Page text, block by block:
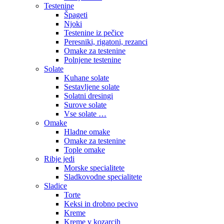
Testenine
Špageti
Njoki
Testenine iz pečice
Peresniki, rigatoni, rezanci
Omake za testenine
Polnjene testenine
Solate
Kuhane solate
Sestavljene solate
Solatni dresingi
Surove solate
Vse solate …
Omake
Hladne omake
Omake za testenine
Tople omake
Ribje jedi
Morske specialitete
Sladkovodne specialitete
Sladice
Torte
Keksi in drobno pecivo
Kreme
Kreme v kozarcih